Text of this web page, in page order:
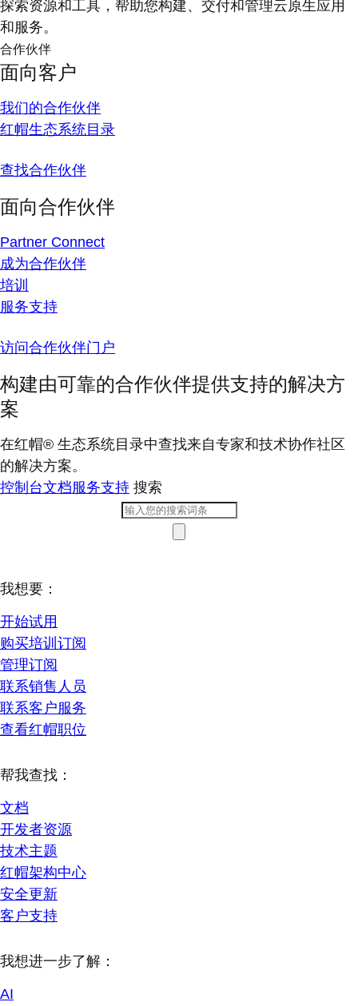
探索资源和工具，帮助您构建、交付和管理云原生应用
和服务。
合作伙伴
面向客户
我们的合作伙伴
红帽生态系统目录
查找合作伙伴
面向合作伙伴
Partner Connect
成为合作伙伴
培训
服务支持
访问合作伙伴门户
构建由可靠的合作伙伴提供支持的解决方
案
在红帽® 生态系统目录中查找来自专家和技术协作社区
的解决方案。
控制台文档服务支持 搜索
我想要：
开始试用
购买培训订阅
管理订阅
联系销售人员
联系客户服务
查看红帽职位
帮我查找：
文档
开发者资源
技术主题
红帽架构中心
安全更新
客户支持
我想进一步了解：
AI